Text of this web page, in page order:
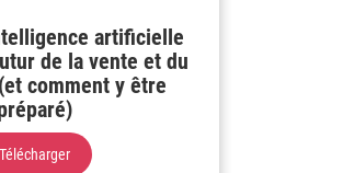
artificielle
de la vente et du
comment y être
Télécharger